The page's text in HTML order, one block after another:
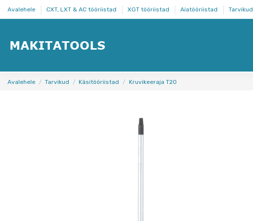
Avalehele CXT, LXT & AC tööriistad XGT tööriistad Aiatööriistad Tarvikud
Avalehele Tarvikud Käsitööriistad Kruvikeeraja T20